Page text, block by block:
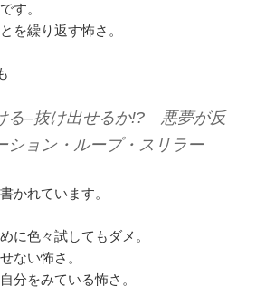
す。
を繰り返す怖さ。
る–抜け出せるか!? 悪夢が反
ション・ループ・スリラー
かれています。
に色々試してもダメ。
ない怖さ。
分をみている怖さ。